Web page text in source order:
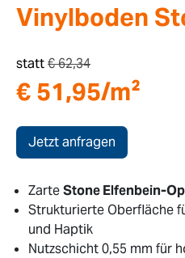
Vinylboden
statt€62,34
€ 51,95/m²
Jetzt anfragen
ZarteStone Elfenbein-
Strukturierte Oberfläche
und Haptik
Nutzschicht 0,55 mm für